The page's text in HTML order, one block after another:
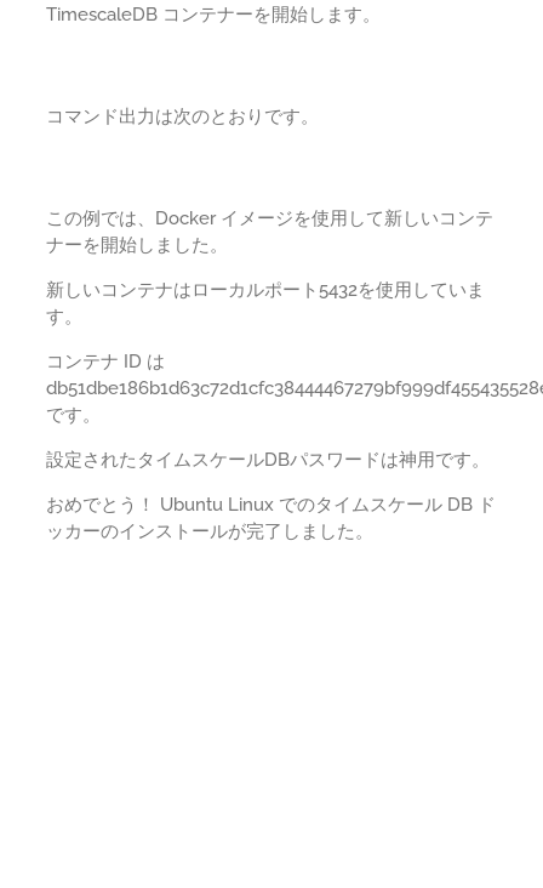
TimescaleDB コンテナーを開始します。
コマンド出力は次のとおりです。
この例では、Docker イメージを使用して新しいコンテ
ナーを開始しました。
新しいコンテナはローカルポート5432を使用していま
す。
コンテナ ID は
です。
設定されたタイムスケールDBパスワードは神用です。
おめでとう！ Ubuntu Linux でのタイムスケール DB ド
ッカーのインストールが完了しました。